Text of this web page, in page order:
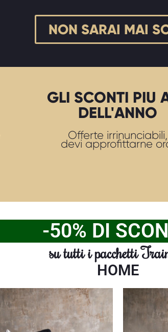
NON SARAI MAI
GLI SCONTI PIU
DELL'ANNO
Offerte irrinunciabili,
devi approfittarne
-50% DI
su tutti i pacchetti
HOME